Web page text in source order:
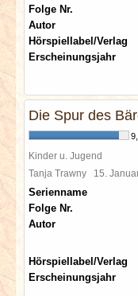
Folge Nr.
Autor
Hörspiellabel/Verlag
Erscheinungsjahr
Die Spur des
Kinder u. Jugend
Tanja Trawny 15.
Serienname
Folge Nr.
Autor
Hörspiellabel/Verlag
Erscheinungsjahr